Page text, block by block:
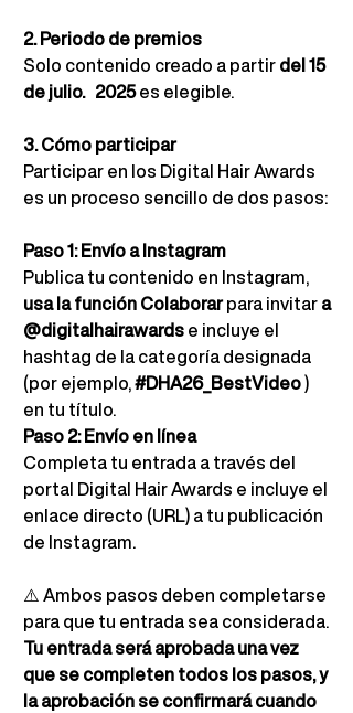
2. Periodo de premios
Solo contenido creado a partirdel 15
de julio. 2025es elegible.
3. Cómo participar
Participar en los Digital Hair Awards
es un proceso sencillo de dos pasos:
Paso 1: Envío a Instagram
Publica tu contenido en Instagram,
usa la función Colaborarpara invitara
@digitalhairawardse incluye el
hashtag de la categoría designada
(por ejemplo,#DHA26_BestVideo)
en tu título.
Paso 2: Envío en línea
Completa tu entrada a través del
portal Digital Hair Awards e incluye el
enlace directo (URL) a tu publicación
de Instagram.
⚠️Ambos pasos deben completarse
para que tu entrada sea considerada.
Tu entrada será aprobada una vez
que se completen todos los pasos, y
la aprobación se confirmará cuando